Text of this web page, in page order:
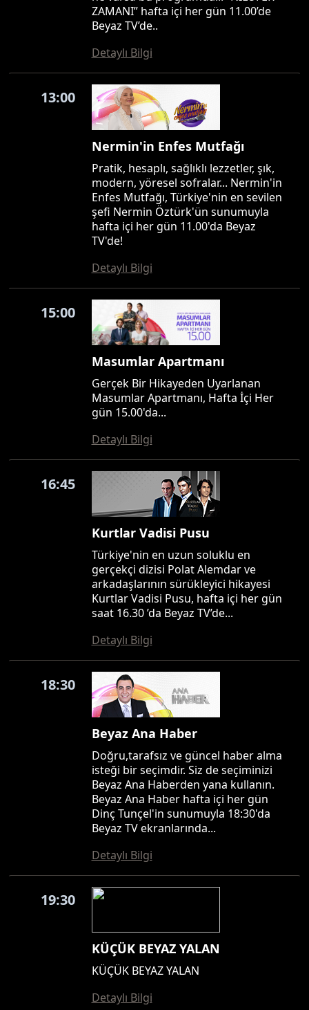
ZAMANI” hafta içi her gün 11.00’de
Beyaz TV’de..
Detaylı Bilgi
13:00
Nermin'in Enfes Mutfağı
Pratik, hesaplı, sağlıklı lezzetler, şık,
modern, yöresel sofralar... Nermin'in
Enfes Mutfağı, Türkiye'nin en sevilen
şefi Nermin Öztürk'ün sunumuyla
hafta içi her gün 11.00'da Beyaz
TV'de!
Detaylı Bilgi
15:00
Masumlar Apartmanı
Gerçek Bir Hikayeden Uyarlanan
Masumlar Apartmanı, Hafta İçi Her
gün 15.00'da...
Detaylı Bilgi
16:45
Kurtlar Vadisi Pusu
Türkiye'nin en uzun soluklu en
gerçekçi dizisi Polat Alemdar ve
arkadaşlarının sürükleyici hikayesi
Kurtlar Vadisi Pusu, hafta içi her gün
saat 16.30 ’da Beyaz TV’de...
Detaylı Bilgi
18:30
Beyaz Ana Haber
Doğru,tarafsız ve güncel haber alma
isteği bir seçimdir. Siz de seçiminizi
Beyaz Ana Haberden yana kullanın.
Beyaz Ana Haber hafta içi her gün
Dinç Tunçel'in sunumuyla 18:30'da
Beyaz TV ekranlarında...
Detaylı Bilgi
19:30
KÜÇÜK BEYAZ YALAN
KÜÇÜK BEYAZ YALAN
Detaylı Bilgi